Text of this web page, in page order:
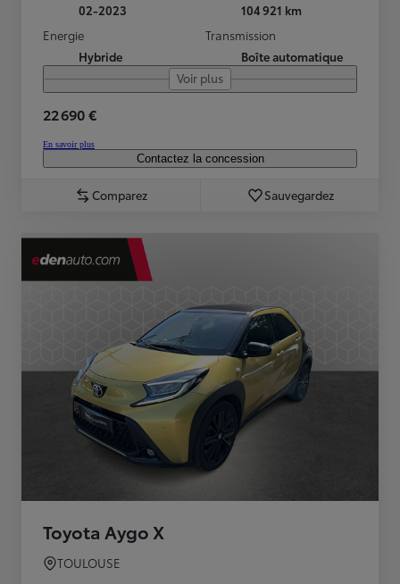
02-2023
104 921 km
Energie
Hybride
Transmission
Boîte automatique
Voir plus
22 690 €
En savoir plus
Contactez la concession
Comparez Sauvegardez
Toyota Aygo X
TOULOUSE